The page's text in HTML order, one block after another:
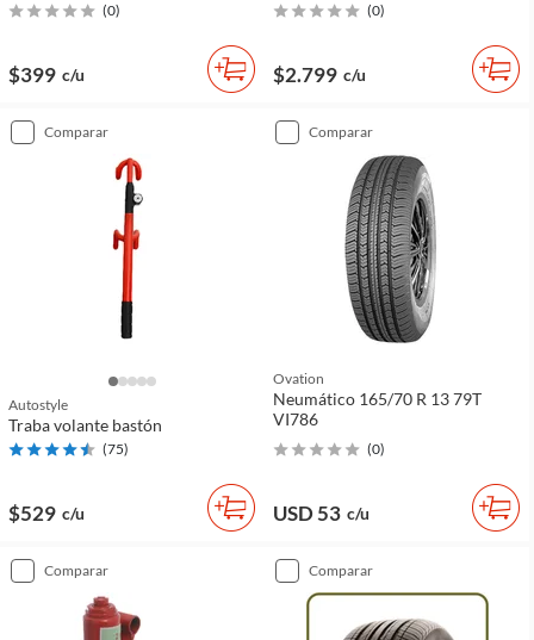
(0)
$399 c/u
(0)
$2.799 c/u
comparar
Autostyle
Traba volante bastón
(75)
$529 c/u
comparar
Ovation
Neumático 165/70 R 13 79T
VI786
(0)
USD 53 c/u
comparar comparar